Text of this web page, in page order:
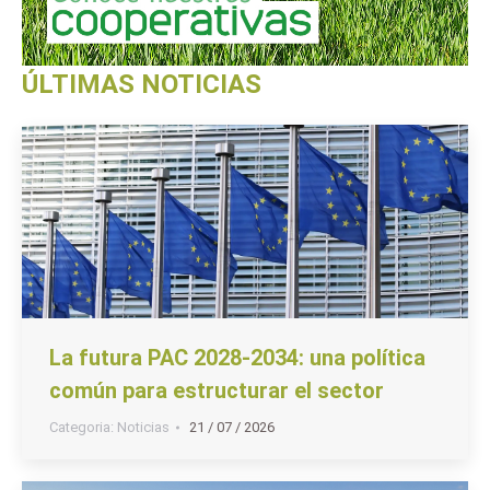
ÚLTIMAS NOTICIAS
La futura PAC 2028-2034: una política
común para estructurar el sector
Categoria: Noticias 21 / 07 / 2026